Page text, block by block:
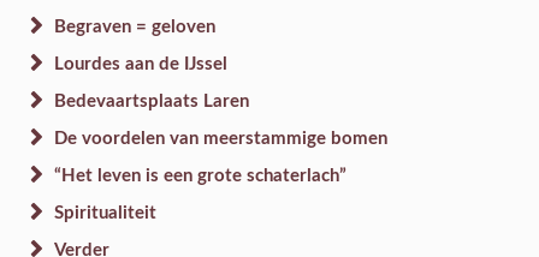
Begraven = geloven
Lourdes aan de IJssel
Bedevaartsplaats Laren
De voordelen van meerstammige bomen
“Het leven is een grote schaterlach”
Spiritualiteit
Verder